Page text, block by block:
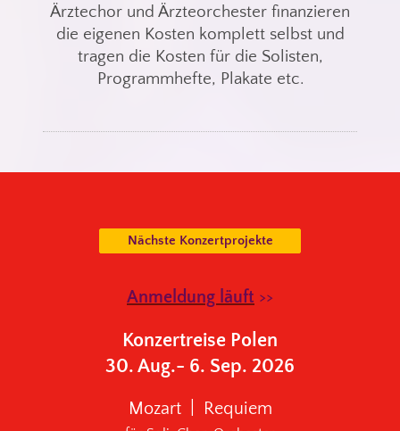
Ärztechor und Ärzteorchester finanzieren
die eigenen Kosten komplett selbst und
tragen die Kosten für die Solisten,
Programmhefte, Plakate etc.
Nächste Konzertprojekte
Anmeldung läuft >>
Konzertreise Polen
30. Aug.- 6. Sep. 2026
Mozart | Requiem